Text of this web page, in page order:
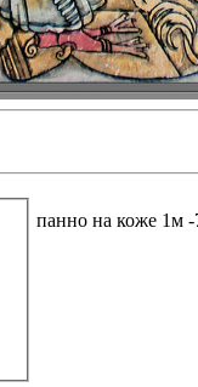
панно на коже 1м -